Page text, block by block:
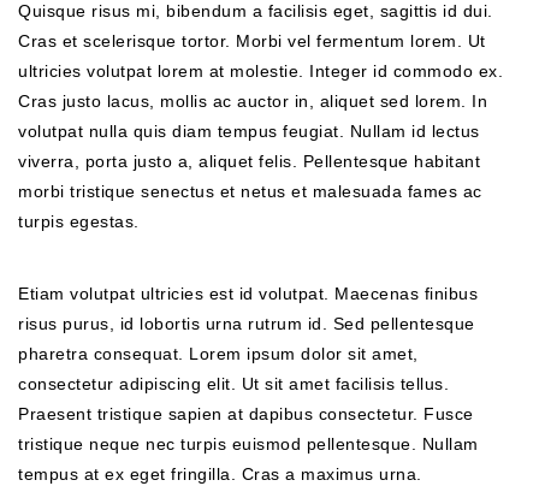
Quisque risus mi, bibendum a facilisis eget, sagittis id dui.
Cras et scelerisque tortor. Morbi vel fermentum lorem. Ut
ultricies volutpat lorem at molestie. Integer id commodo ex.
Cras justo lacus, mollis ac auctor in, aliquet sed lorem. In
volutpat nulla quis diam tempus feugiat. Nullam id lectus
viverra, porta justo a, aliquet felis. Pellentesque habitant
morbi tristique senectus et netus et malesuada fames ac
turpis egestas.
Etiam volutpat ultricies est id volutpat. Maecenas finibus
risus purus, id lobortis urna rutrum id. Sed pellentesque
pharetra consequat. Lorem ipsum dolor sit amet,
consectetur adipiscing elit. Ut sit amet facilisis tellus.
Praesent tristique sapien at dapibus consectetur. Fusce
tristique neque nec turpis euismod pellentesque. Nullam
tempus at ex eget fringilla. Cras a maximus urna.